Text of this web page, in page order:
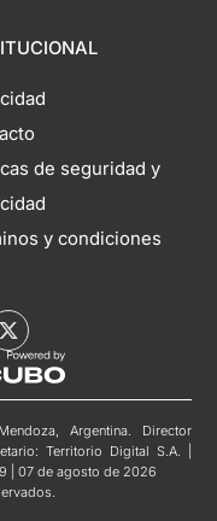
de seguridad y
y condiciones
Argentina. Director
Territorio Digital S.A. |
| 07 de agosto de 2026